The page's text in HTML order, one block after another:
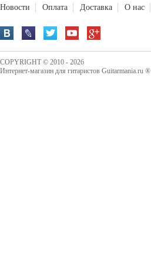
Новости Оплата Доставка О нас
COPYRIGHT © 2010 - 2026
Интернет-магазин для гитаристов Guitarmania.ru ®